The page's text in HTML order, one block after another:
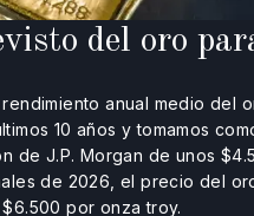
del oro
anual medio del
10 años y tomamos
de J.P. Morgan de unos
de 2026, el precio del
por onza troy.